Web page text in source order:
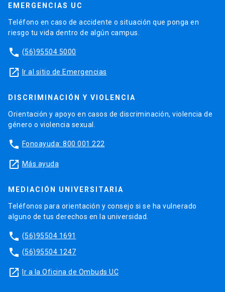
EMERGENCIAS UC
Teléfono en caso de accidente o situación que ponga en
riesgo tu vida dentro de algún campus.
phone (56)95504 5000
launch Ir al sitio de Emergencias
DISCRIMINACIÓN Y VIOLENCIA
Orientación y apoyo en casos de discriminación, violencia de
género o violencia sexual.
phone Fonoayuda: 800 001 222
launch Más ayuda
MEDIACIÓN UNIVERSITARIA
Teléfonos para orientación y consejo si se ha vulnerado
alguno de tus derechos en la universidad.
phone (56)95504 1691
phone (56)95504 1247
launch Ir a la Oficina de Ombuds UC